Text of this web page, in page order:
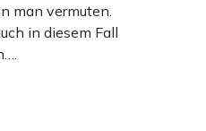
man vermuten.
in diesem Fall